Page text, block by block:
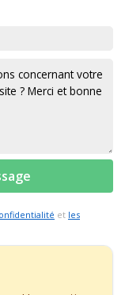
et les